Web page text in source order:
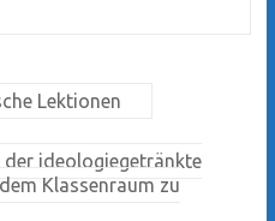
Lektionen
der ideologiegetränkte
Klassenraum zu